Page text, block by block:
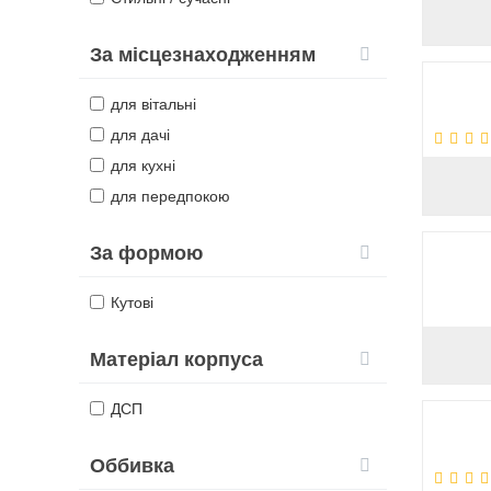
За місцезнаходженням
для вітальні
для дачі
для кухні
для передпокою
За формою
Кутові
Матеріал корпуса
ДСП
Оббивка